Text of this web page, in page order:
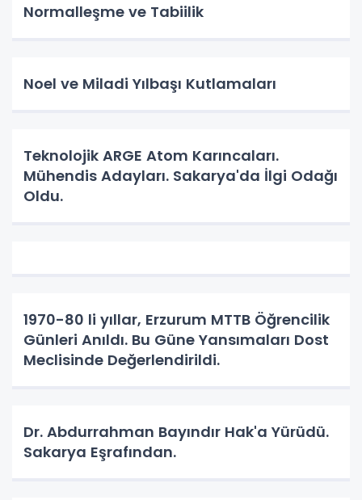
Normalleşme ve Tabiilik
Noel ve Miladi Yılbaşı Kutlamaları
Teknolojik ARGE Atom Karıncaları.
Mühendis Adayları. Sakarya'da İlgi Odağı
Oldu.
1970-80 li yıllar, Erzurum MTTB Öğrencilik
Günleri Anıldı. Bu Güne Yansımaları Dost
Meclisinde Değerlendirildi.
Dr. Abdurrahman Bayındır Hak'a Yürüdü.
Sakarya Eşrafından.